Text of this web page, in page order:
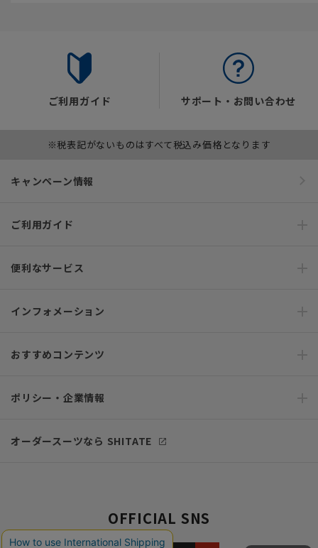
ご利用ガイド サポート・お問い合わせ
※税表記がないものはすべて税込み価格となります
キャンペーン情報
ご利用ガイド
便利なサービス
インフォメーション
おすすめコンテンツ
ポリシー・企業情報
オーダースーツなら SHITATE
OFFICIAL SNS